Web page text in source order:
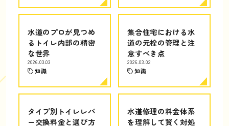
水道のプロが見つめ
るトイレ内部の精密
な世界
2026.03.03
知識
集合住宅における水
道の元栓の管理と注
意すべき点
2026.03.02
知識
タイプ別トイレレバ
ー交換料金と選び方
水道修理の料金体系
を理解して賢く対処